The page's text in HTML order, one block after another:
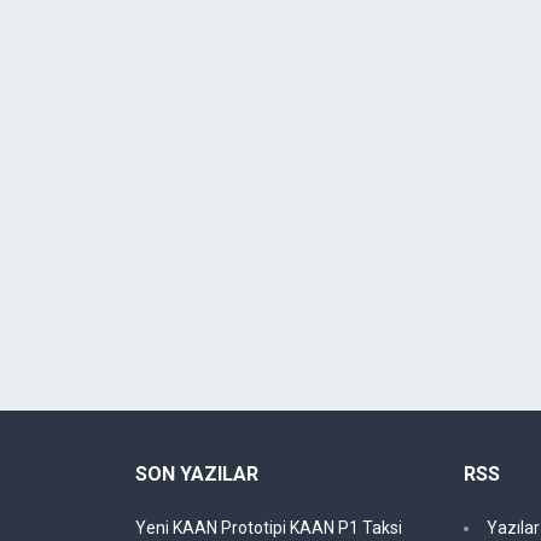
SON YAZILAR
Yeni KAAN Prototipi KAAN P1 Taksi
RSS